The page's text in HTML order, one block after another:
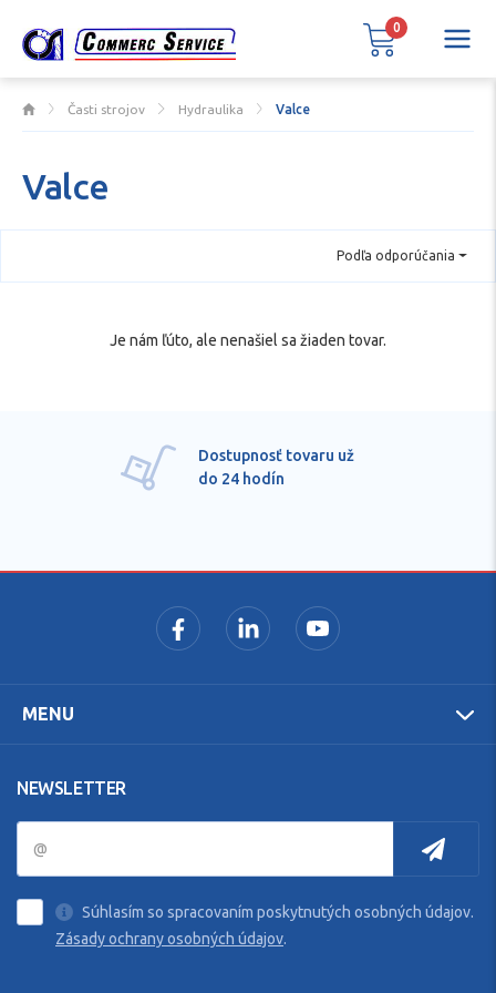
Časti strojov Hydraulika Valce
Valce
Podľa odporúčania
Je nám ľúto, ale nenašiel sa žiaden tovar.
Dostupnosť tovaru už
do 24 hodín
MENU
NEWSLETTER
Súhlasím so spracovaním poskytnutých osobných údajov.
Zásady ochrany osobných údajov.
0